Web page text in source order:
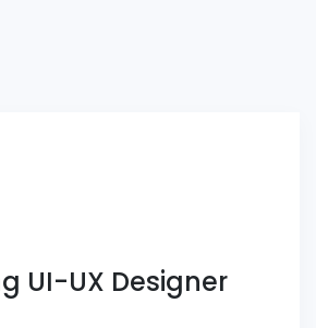
UI-UX Designer